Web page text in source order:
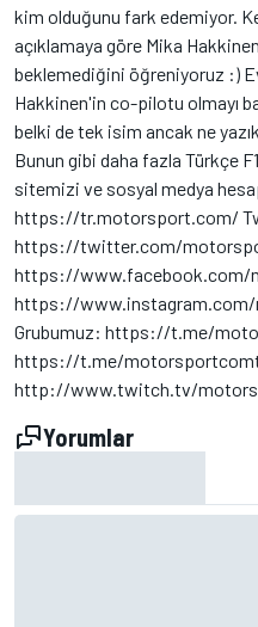
kim olduğunu fark edemiyor.
açıklamaya göre Mika
beklemediğini öğreniyoruz :)
Hakkinen'in co-pilotu olmayı
belki de tek isim ancak ne
Bunun gibi daha fazla Türkçe
sitemizi ve sosyal medya
https://tr.motorsport.com/
https://twitter.com/
https://www.facebook.com/
https://
Grubumuz: https://t.me/
https://t.me/
http://www.twitch.tv/
Yorumlar